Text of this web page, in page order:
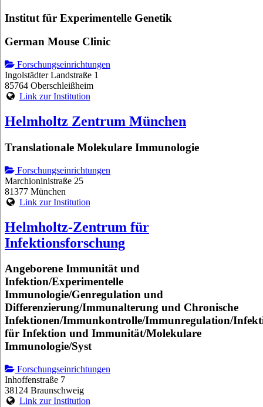
Institut für Experimentelle Genetik
German Mouse Clinic
Forschungseinrichtungen
Ingolstädter Landstraße 1
85764 Oberschleißheim
Link zur Institution
Helmholtz Zentrum München
Translationale Molekulare Immunologie
Forschungseinrichtungen
Marchioninistraße 25
81377 München
Link zur Institution
Helmholtz-Zentrum für
Infektionsforschung
Angeborene Immunität und
Infektion/Experimentelle
Immunologie/Genregulation und
Differenzierung/Immunalterung und Chronische
Infektionen/Immunkontrolle/Immunregulation/
für Infektion und Immunität/Molekulare
Immunologie/Syst
Forschungseinrichtungen
Inhoffenstraße 7
38124 Braunschweig
Link zur Institution